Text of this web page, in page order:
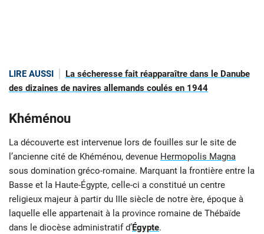
LIRE AUSSI
La sécheresse fait réapparaître dans le Danube
des dizaines de navires allemands coulés en 1944
Khéménou
La découverte est intervenue lors de fouilles sur le site de
l’ancienne cité de Khéménou, devenue Hermopolis Magna
sous domination gréco-romaine. Marquant la frontière entre la
Basse et la Haute-Égypte, celle-ci a constitué un centre
religieux majeur à partir du IIIe siècle de notre ère, époque à
laquelle elle appartenait à la province romaine de Thébaïde
dans le diocèse administratif d’Égypte.